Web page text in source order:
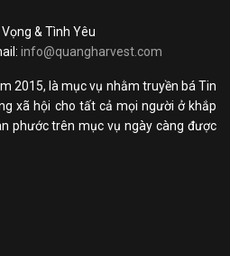
& Tình Yêu
info@quangharvest.com
2015, là mục vụ nhằm truyền bá Tin
xã hội cho tất cả mọi người ở khắp
phước trên mục vụ ngày càng được